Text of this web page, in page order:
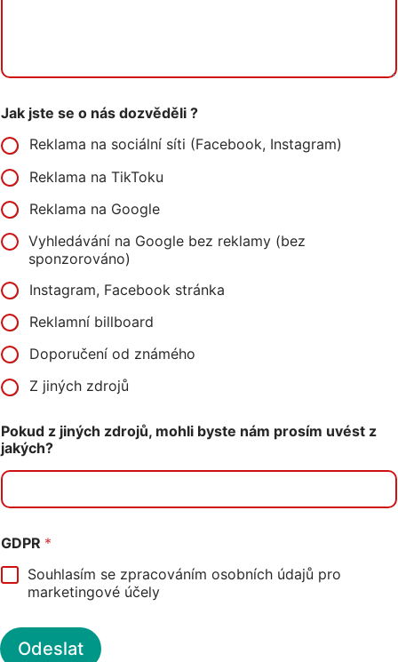
Jak jste se o nás dozvěděli ?
Reklama na sociální síti (Facebook, Instagram)
Reklama na TikToku
Reklama na Google
Vyhledávání na Google bez reklamy (bez
sponzorováno)
Instagram, Facebook stránka
Reklamní billboard
Doporučení od známého
Z jiných zdrojů
Pokud z jiných zdrojů, mohli byste nám prosím uvést z
jakých?
GDPR *
Souhlasím se zpracováním osobních údajů pro
marketingové účely
Odeslat